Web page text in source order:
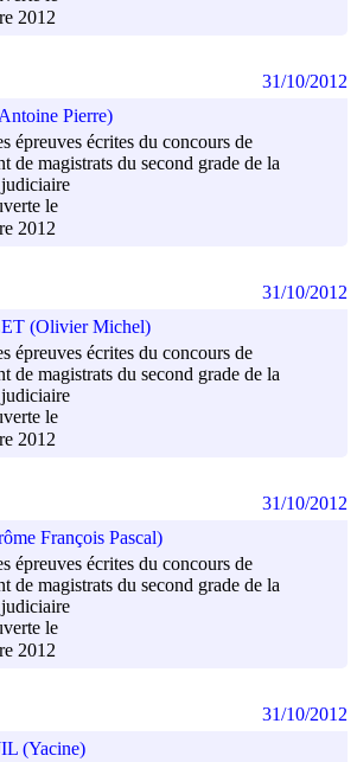
2012
Pierre)
épreuves écrites du concours de
de magistrats du second grade de la
le
2012
31/10/2012
(Olivier Michel)
épreuves écrites du concours de
de magistrats du second grade de la
le
2012
31/10/2012
François Pascal)
épreuves écrites du concours de
de magistrats du second grade de la
le
2012
31/10/2012
(Yacine)
31/10/2012